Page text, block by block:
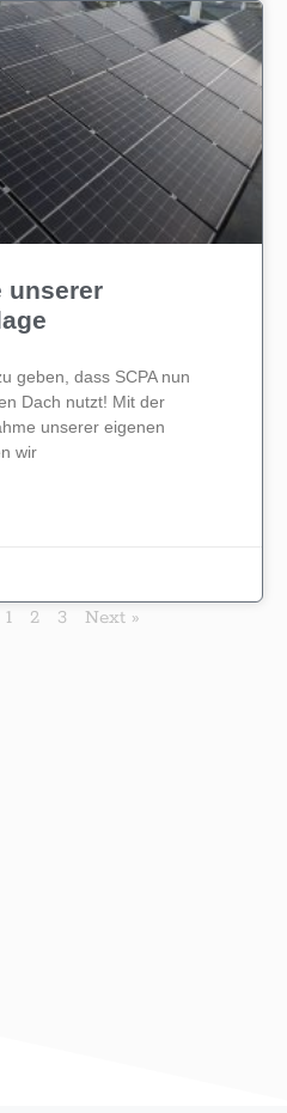
UNCATEGORIZED
unserer
geben, dass SCPA nun
Dach nutzt! Mit der
unserer eigenen
wir
1 2 3 Next »